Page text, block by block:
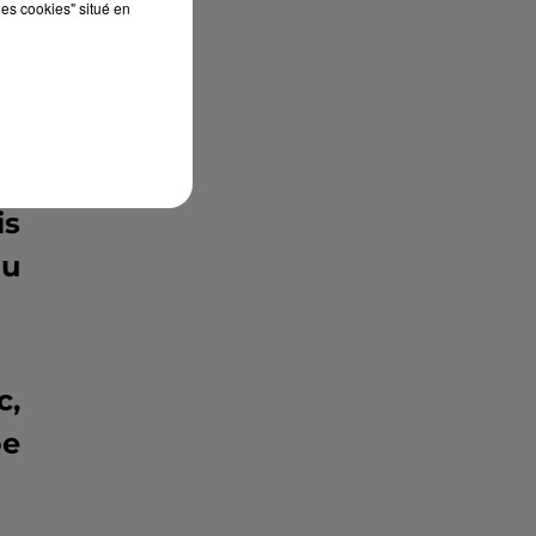
cookies" situé en